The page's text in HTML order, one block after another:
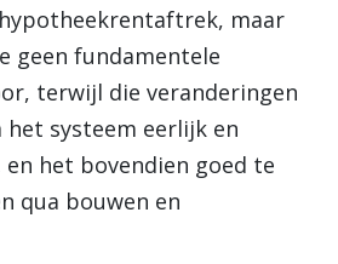
maar
geen fundamentele
terwijl die veranderingen
systeem eerlijk en
en het bovendien goed te
qua bouwen en